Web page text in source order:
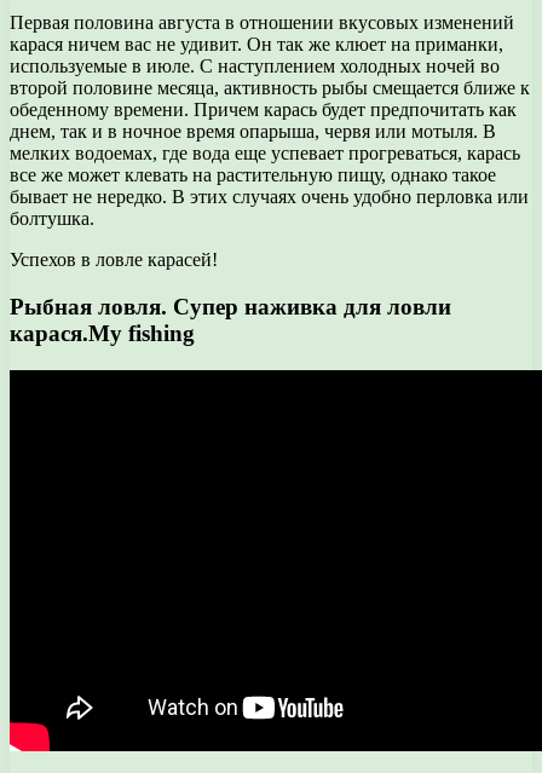
Первая половина августа в отношении вкусовых изменений
карася ничем вас не удивит. Он так же клюет на приманки,
используемые в июле. С наступлением холодных ночей во
второй половине месяца, активность рыбы смещается ближе к
обеденному времени. Причем карась будет предпочитать как
днем, так и в ночное время опарыша, червя или мотыля. В
мелких водоемах, где вода еще успевает прогреваться, карась
все же может клевать на растительную пищу, однако такое
бывает не нередко. В этих случаях очень удобно перловка или
болтушка.
Успехов в ловле карасей!
Рыбная ловля. Супер наживка для ловли
карася.My fishing